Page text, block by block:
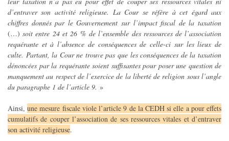
d’entraver son activité religieuse. La Cour se réfère à cet égard aux
chiffres donnés par le Gouvernement sur l’impact fiscal de la taxation
(…)soit entre 24 et 26 % de l’ensemble des ressources de l’association
requérante et à l’absence de conséquences de celle-ci sur les lieux de
culte. Partant, la Cour ne trouve pas que les conséquences de la taxation
dénoncées par la requérante soient suffisantes pour poser une question de
manquement au respect de l’exercice de la liberté de religion sous l’angle
du paragraphe 1 de l’article 9. »
Ainsi,une mesure fiscale viole l’article 9 de la CEDH si elle a pour effets
cumulatifs de couper l’association de ses ressources vitales et d’entraver
son activité religieuse.